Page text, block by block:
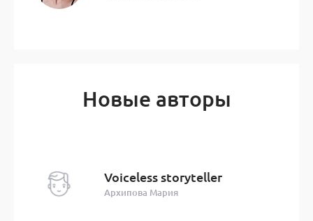
Новые авторы
Voiceless storyteller
Архипова Мария